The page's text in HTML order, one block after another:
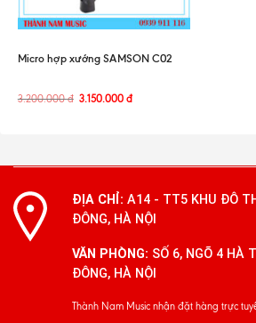
Micro hợp xướng SAMSON C02
3.200.000đ 3.150.000đ
ĐỊA CHỈ: A14 - TT5 KHU ĐÔ
ĐÔNG, HÀ NỘI
VĂN PHÒNG: SỐ 6, NGÕ 4 HÀ
ĐÔNG, HÀ NỘI
Thành Nam Music nhận đặt hàng trực